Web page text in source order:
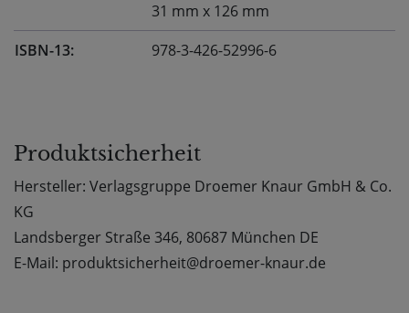
31 mm x 126 mm
ISBN-13:
978-3-426-52996-6
Produktsicherheit
Hersteller: Verlagsgruppe Droemer Knaur GmbH & Co.
KG
Landsberger Straße 346, 80687 München DE
E-Mail: produktsicherheit@droemer-knaur.de